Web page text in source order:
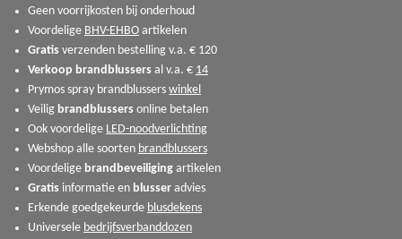
Geen voorrijkosten bij onderhoud
Voordelige BHV-EHBO artikelen
Gratis verzenden bestelling v.a. € 120
Verkoop brandblussers al v.a. € 14
Prymos spray brandblussers winkel
Veilig brandblussers online betalen
Ook voordelige LED-noodverlichting
Webshop alle soorten brandblussers
Voordelige brandbeveiliging artikelen
Gratis informatie en blusser advies
Erkende goedgekeurde blusdekens
Universele bedrijfsverbanddozen